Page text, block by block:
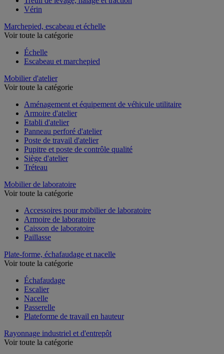
Vérin
Marchepied, escabeau et échelle
Voir toute la catégorie
Échelle
Escabeau et marchepied
Mobilier d'atelier
Voir toute la catégorie
Aménagement et équipement de véhicule utilitaire
Armoire d'atelier
Etabli d'atelier
Panneau perforé d'atelier
Poste de travail d'atelier
Pupitre et poste de contrôle qualité
Siège d'atelier
Tréteau
Mobilier de laboratoire
Voir toute la catégorie
Accessoires pour mobilier de laboratoire
Armoire de laboratoire
Caisson de laboratoire
Paillasse
Plate-forme, échafaudage et nacelle
Voir toute la catégorie
Échafaudage
Escalier
Nacelle
Passerelle
Plateforme de travail en hauteur
Rayonnage industriel et d'entrepôt
Voir toute la catégorie